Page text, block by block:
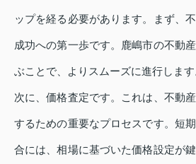
ップを経る必要があります。まず、
成功への第一歩です。鹿嶋市の不動
ぶことで、よりスムーズに進行します
次に、価格査定です。これは、不動
するための重要なプロセスです。短
合には、相場に基づいた価格設定が